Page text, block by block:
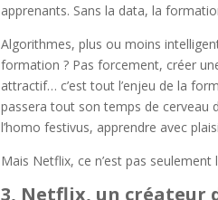
apprenants. Sans la data, la
Algorithmes, plus ou moins
formation ? Pas forcement, créer
attractif… c’est tout l’enjeu de la
passera tout son temps de cerveau
l’homo festivus, apprendre avec
Mais Netflix, ce n’est pas
3, Netflix, un créateur